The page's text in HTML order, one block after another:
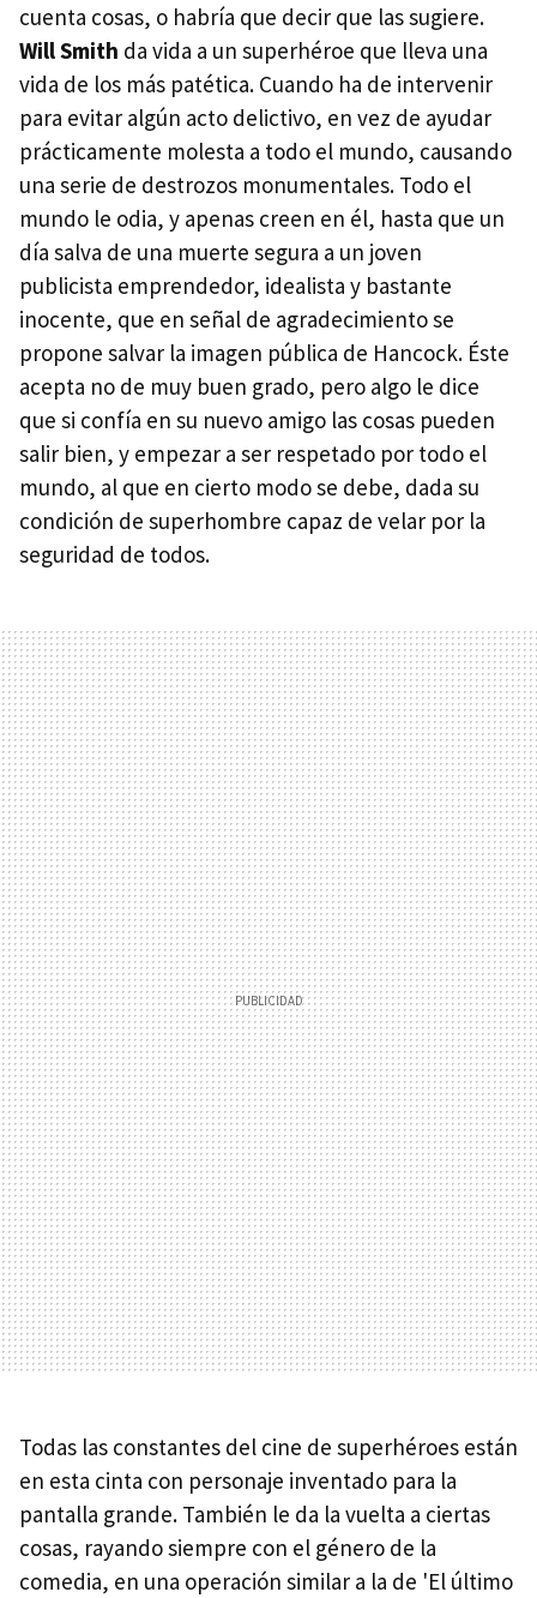
cuenta cosas, o habría que decir que las sugiere.
Will Smith da vida a un superhéroe que lleva una
vida de los más patética. Cuando ha de intervenir
para evitar algún acto delictivo, en vez de ayudar
prácticamente molesta a todo el mundo, causando
una serie de destrozos monumentales. Todo el
mundo le odia, y apenas creen en él, hasta que un
día salva de una muerte segura a un joven
publicista emprendedor, idealista y bastante
inocente, que en señal de agradecimiento se
propone salvar la imagen pública de Hancock. Éste
acepta no de muy buen grado, pero algo le dice
que si confía en su nuevo amigo las cosas pueden
salir bien, y empezar a ser respetado por todo el
mundo, al que en cierto modo se debe, dada su
condición de superhombre capaz de velar por la
seguridad de todos.
Todas las constantes del cine de superhéroes están
en esta cinta con personaje inventado para la
pantalla grande. También le da la vuelta a ciertas
cosas, rayando siempre con el género de la
comedia, en una operación similar a la de 'El último